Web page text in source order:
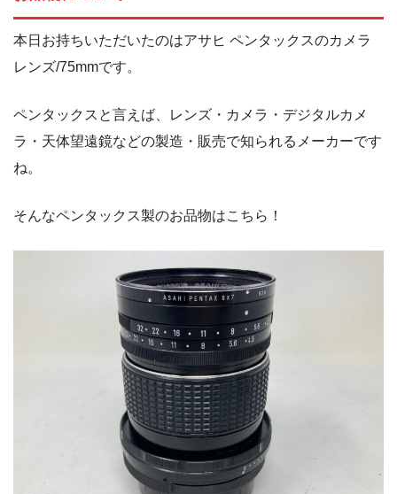
本日お持ちいただいたのはアサヒ ペンタックスのカメラ
レンズ/75mmです。
ペンタックスと言えば、レンズ・カメラ・デジタルカメ
ラ・天体望遠鏡などの製造・販売で知られるメーカーです
ね。
そんなペンタックス製のお品物はこちら！